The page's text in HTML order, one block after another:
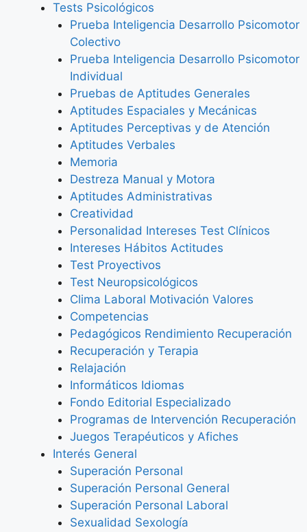
Tests Psicológicos
Prueba Inteligencia Desarrollo Psicomotor
Colectivo
Prueba Inteligencia Desarrollo Psicomotor
Individual
Pruebas de Aptitudes Generales
Aptitudes Espaciales y Mecánicas
Aptitudes Perceptivas y de Atención
Aptitudes Verbales
Memoria
Destreza Manual y Motora
Aptitudes Administrativas
Creatividad
Personalidad Intereses Test Clínicos
Intereses Hábitos Actitudes
Test Proyectivos
Test Neuropsicológicos
Clima Laboral Motivación Valores
Competencias
Pedagógicos Rendimiento Recuperación
Recuperación y Terapia
Relajación
Informáticos Idiomas
Fondo Editorial Especializado
Programas de Intervención Recuperación
Juegos Terapéuticos y Afiches
Interés General
Superación Personal
Superación Personal General
Superación Personal Laboral
Sexualidad Sexología